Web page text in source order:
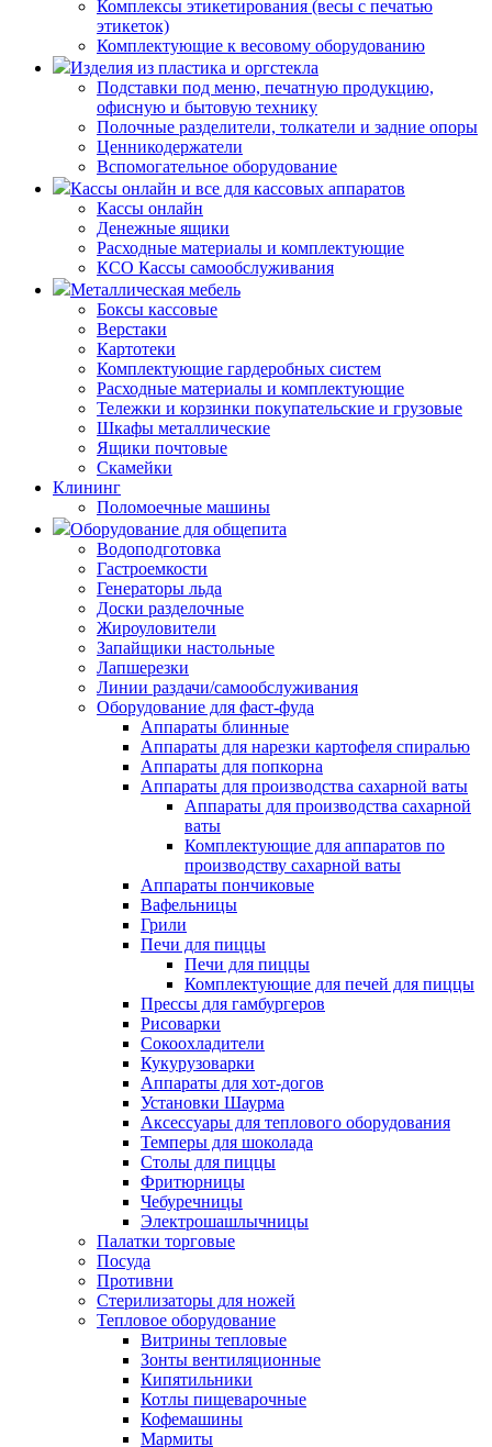
Комплексы этикетирования (весы с печатью
этикеток)
Комплектующие к весовому оборудованию
Изделия из пластика и оргстекла
Подставки под меню, печатную продукцию,
офисную и бытовую технику
Полочные разделители, толкатели и задние опоры
Ценникодержатели
Вспомогательное оборудование
Кассы онлайн и все для кассовых аппаратов
Кассы онлайн
Денежные ящики
Расходные материалы и комплектующие
КСО Кассы самообслуживания
Металлическая мебель
Боксы кассовые
Верстаки
Картотеки
Комплектующие гардеробных систем
Расходные материалы и комплектующие
Тележки и корзинки покупательские и грузовые
Шкафы металлические
Ящики почтовые
Скамейки
Клининг
Поломоечные машины
Оборудование для общепита
Водоподготовка
Гастроемкости
Генераторы льда
Доски разделочные
Жироуловители
Запайщики настольные
Лапшерезки
Линии раздачи/самообслуживания
Оборудование для фаст-фуда
Аппараты блинные
Аппараты для нарезки картофеля спиралью
Аппараты для попкорна
Аппараты для производства сахарной ваты
Аппараты для производства сахарной
ваты
Комплектующие для аппаратов по
производству сахарной ваты
Аппараты пончиковые
Вафельницы
Грили
Печи для пиццы
Печи для пиццы
Комплектующие для печей для пиццы
Прессы для гамбургеров
Рисоварки
Сокоохладители
Кукурузоварки
Аппараты для хот-догов
Установки Шаурма
Аксессуары для теплового оборудования
Темперы для шоколада
Столы для пиццы
Фритюрницы
Чебуречницы
Электрошашлычницы
Палатки торговые
Посуда
Противни
Стерилизаторы для ножей
Тепловое оборудование
Витрины тепловые
Зонты вентиляционные
Кипятильники
Котлы пищеварочные
Кофемашины
Мармиты